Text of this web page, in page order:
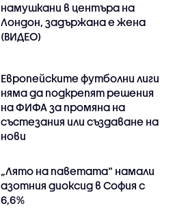
намушкани в центъра на
Лондон, задържана е жена
(ВИДЕО)
Европейските футболни лиги
няма да подкрепят решения
на ФИФА за промяна на
състезания или създаване на
нови
„Лято на паветата“ намали
азотния диоксид в София с
6,6%